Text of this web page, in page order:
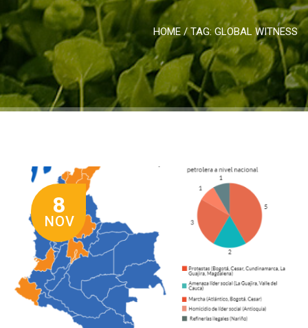
HOME/ TAG: GLOBAL WITNESS
8
NOV